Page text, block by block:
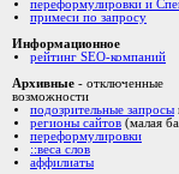
переформулировки и
примеси по запросу
Информационное
рейтинг SEO-компаний
Архивные - отключенные
возможности
подозрительные запросы
регионы сайтов (малая
переформулировки
::веса слов
аффилиаты